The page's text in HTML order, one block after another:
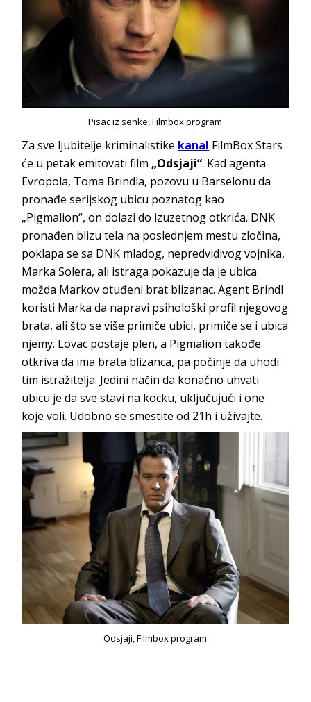
Pisac iz senke, Filmbox program
Za sve ljubitelje kriminalistike kanal FilmBox Stars
će u petak emitovati film „Odsjaji“. Kad agenta
Evropola, Toma Brindla, pozovu u Barselonu da
pronađe serijskog ubicu poznatog kao
„Pigmalion“, on dolazi do izuzetnog otkrića. DNK
pronađen blizu tela na poslednjem mestu zločina,
poklapa se sa DNK mladog, nepredvidivog vojnika,
Marka Solera, ali istraga pokazuje da je ubica
možda Markov otuđeni brat blizanac. Agent Brindl
koristi Marka da napravi psihološki profil njegovog
brata, ali što se više primiče ubici, primiče se i ubica
njemy. Lovac postaje plen, a Pigmalion takođe
otkriva da ima brata blizanca, pa počinje da uhodi
tim istražitelja. Jedini način da konačno uhvati
ubicu je da sve stavi na kocku, uključujući i one
koje voli. Udobno se smestite od 21h i uživajte.
Odsjaji, Filmbox program